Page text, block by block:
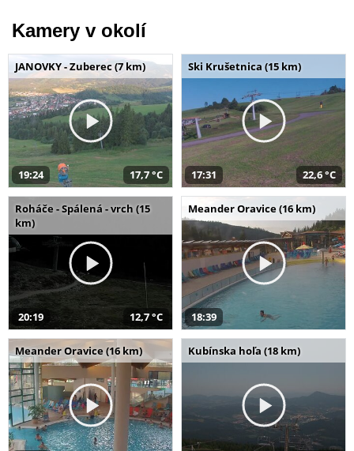
Kamery v okolí
JANOVKY - Zuberec (7 km)
19:24 17,7 °C
Ski Krušetnica (15 km)
17:31 22,6 °C
Roháče - Spálená - vrch (15
km)
20:19 12,7 °C
Meander Oravice (16 km)
18:39
Meander Oravice (16 km) Kubínska hoľa (18 km)